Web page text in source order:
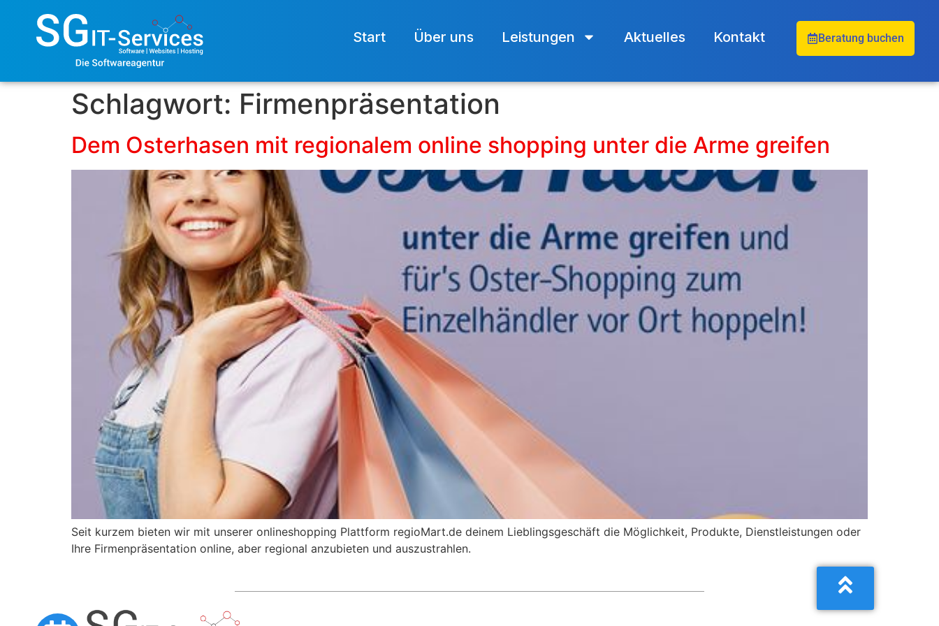
Start Über uns Leistungen Aktuelles Kontakt Beratung buchen
Schlagwort: Firmenpräsentation
Dem Osterhasen mit regionalem online shopping unter die Arme greifen
Seit kurzem bieten wir mit unserer onlineshopping Plattform regioMart.de deinem Lieblingsgeschäft die Möglichkeit, Produkte, Dienstleistungen oder
Ihre Firmenpräsentation online, aber regional anzubieten und auszustrahlen.